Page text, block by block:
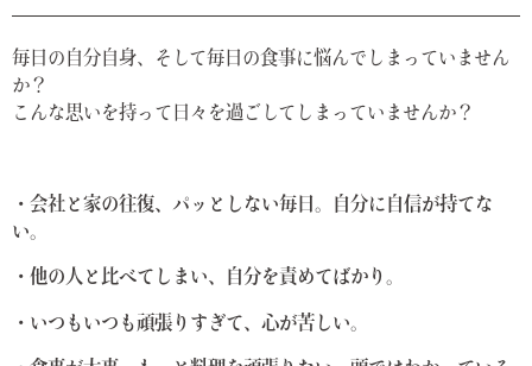
季節のこころレシピ
毎日の自分自身、そして毎日の食事に悩んでしまっていません
か？
こんな思いを持って日々を過ごしてしまっていませんか？
・会社と家の往復、パッとしない毎日。自分に自信が持てな
い。
・他の人と比べてしまい、自分を責めてばかり。
・いつもいつも頑張りすぎて、心が苦しい。